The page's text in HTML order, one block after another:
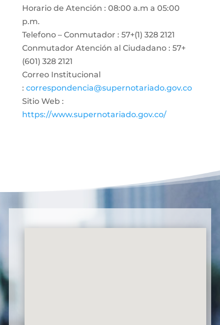
Horario de Atención : 08:00 a.m a 05:00
p.m.
Telefono – Conmutador : 57+(1) 328 2121
Conmutador Atención al Ciudadano : 57+
(601) 328 2121
Correo Institucional
: correspondencia@supernotariado.gov.co
Sitio Web :
https://www.supernotariado.gov.co/